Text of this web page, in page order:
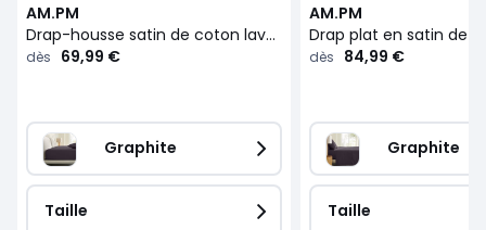
AM.PM
Drap-housse satin de coton lavé 200 fils, bonnet 30 cm, SARIA
dès 69,99 €
Graphite
Taille
AM.PM
dès 84,99 €
Graphite
Taille